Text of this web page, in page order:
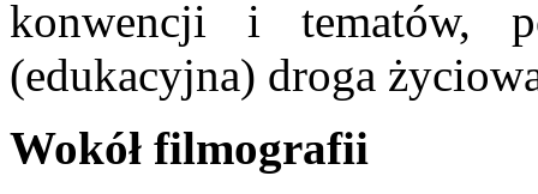
konwencji i tematów,
(edukacyjna) droga
Wokół filmografii